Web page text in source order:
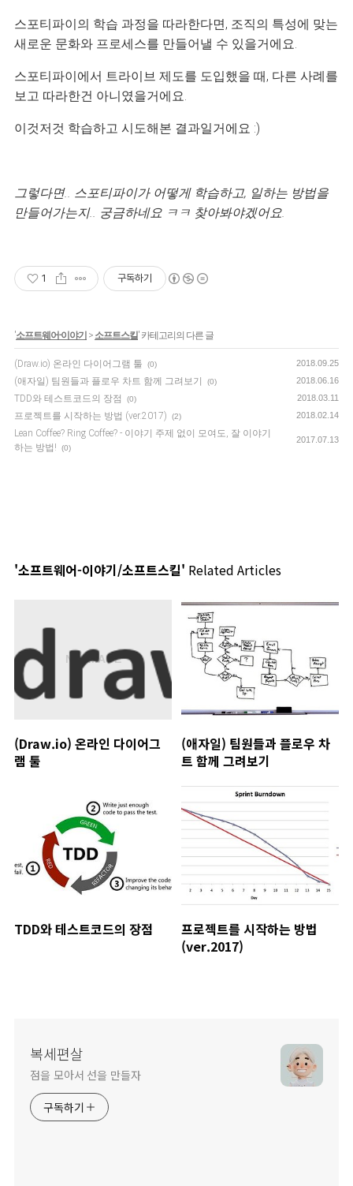
스포티파이의 학습 과정을 따라한다면, 조직의 특성에 맞는
새로운 문화와 프로세스를 만들어낼 수 있을거에요.
스포티파이에서 트라이브 제도를 도입했을 때, 다른 사례를
보고 따라한건 아니였을거에요.
이것저것 학습하고 시도해본 결과일거에요 :)
그렇다면.. 스포티파이가 어떻게 학습하고, 일하는 방법을
만들어가는지.. 궁금하네요 ㅋㅋ 찾아봐야겠어요.
1 구독하기
'소프트웨어-이야기 > 소프트스킬' 카테고리의 다른 글
(Draw.io) 온라인 다이어그램 툴 (0) 2018.09.25
(애자일) 팀원들과 플로우 차트 함께 그려보기 (0) 2018.06.16
TDD와 테스트코드의 장점 (0) 2018.03.11
프로젝트를 시작하는 방법 (ver.2017) (2) 2018.02.14
Lean Coffee? Ring Coffee? - 이야기 주제 없이 모여도, 잘 이야기
하는 방법!
(0)
2017.07.13
'소프트웨어-이야기/소프트스킬' Related Articles
(Draw.io) 온라인 다이어그
램 툴
(애자일) 팀원들과 플로우 차
트 함께 그려보기
TDD와 테스트코드의 장점
프로젝트를 시작하는 방법
(ver.2017)
복세편살
점을 모아서 선을 만들자
구독하기